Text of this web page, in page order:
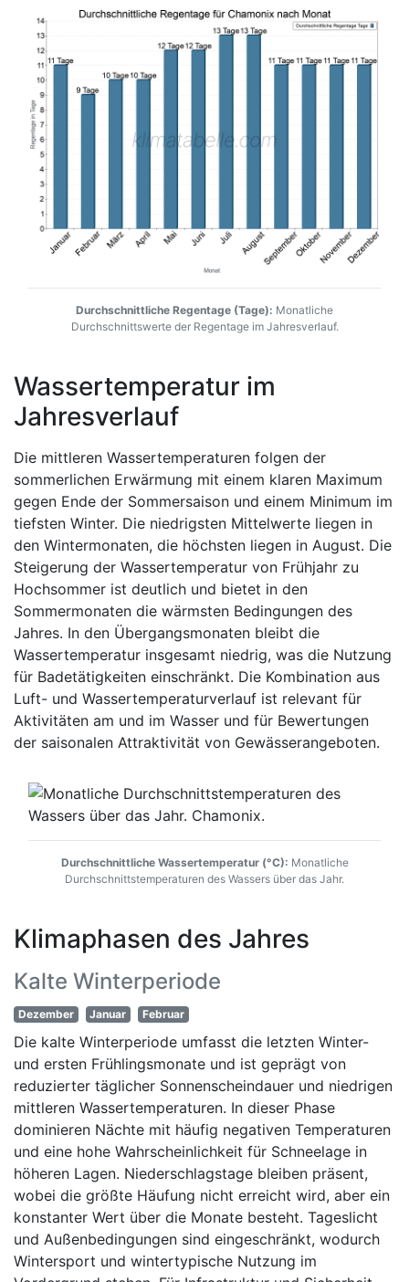
Durchschnittliche Regentage (Tage): Monatliche
Durchschnittswerte der Regentage im Jahresverlauf.
Wassertemperatur im
Jahresverlauf
Die mittleren Wassertemperaturen folgen der
sommerlichen Erwärmung mit einem klaren Maximum
gegen Ende der Sommersaison und einem Minimum im
tiefsten Winter. Die niedrigsten Mittelwerte liegen in
den Wintermonaten, die höchsten liegen in August. Die
Steigerung der Wassertemperatur von Frühjahr zu
Hochsommer ist deutlich und bietet in den
Sommermonaten die wärmsten Bedingungen des
Jahres. In den Übergangsmonaten bleibt die
Wassertemperatur insgesamt niedrig, was die Nutzung
für Badetätigkeiten einschränkt. Die Kombination aus
Luft- und Wassertemperaturverlauf ist relevant für
Aktivitäten am und im Wasser und für Bewertungen
der saisonalen Attraktivität von Gewässerangeboten.
Durchschnittliche Wassertemperatur (°C): Monatliche
Durchschnittstemperaturen des Wassers über das Jahr.
Klimaphasen des Jahres
Kalte Winterperiode
Dezember Januar Februar
Die kalte Winterperiode umfasst die letzten Winter-
und ersten Frühlingsmonate und ist geprägt von
reduzierter täglicher Sonnenscheindauer und niedrigen
mittleren Wassertemperaturen. In dieser Phase
dominieren Nächte mit häufig negativen Temperaturen
und eine hohe Wahrscheinlichkeit für Schneelage in
höheren Lagen. Niederschlagstage bleiben präsent,
wobei die größte Häufung nicht erreicht wird, aber ein
konstanter Wert über die Monate besteht. Tageslicht
und Außenbedingungen sind eingeschränkt, wodurch
Wintersport und wintertypische Nutzung im